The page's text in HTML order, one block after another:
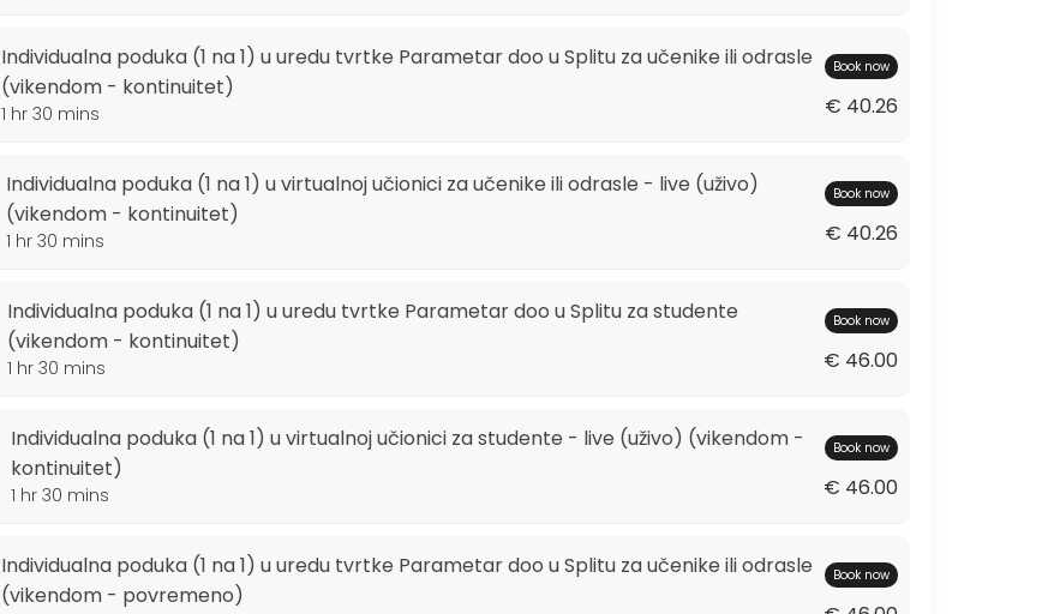
Individualna poduka (1 na 1) u uredu tvrtke Parametar doo u Splitu za učenike ili odrasle
(vikendom - kontinuitet)
1 hr 30 mins
Book now
€ 40.26
Individualna poduka (1 na 1) u virtualnoj učionici za učenike ili odrasle - live (uživo)
(vikendom - kontinuitet)
1 hr 30 mins
Book now
€ 40.26
Individualna poduka (1 na 1) u uredu tvrtke Parametar doo u Splitu za studente
(vikendom - kontinuitet)
1 hr 30 mins
Book now
€ 46.00
Individualna poduka (1 na 1) u virtualnoj učionici za studente - live (uživo) (vikendom -
kontinuitet)
1 hr 30 mins
Book now
€ 46.00
Individualna poduka (1 na 1) u uredu tvrtke Parametar doo u Splitu za učenike ili odrasle
(vikendom - povremeno)
Book now